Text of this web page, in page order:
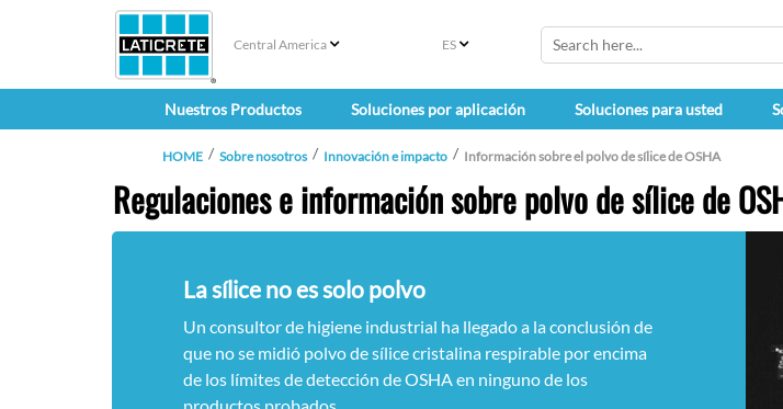
Central America ES
Nuestros Productos Soluciones por aplicación Soluciones para usted
HOME Sobre nosotros Innovación e impacto Información sobre el polvo de sílice de OSHA
Regulaciones e información sobre polvo de sílice de
La sílice no es solo polvo
Un consultor de higiene industrial ha llegado a la conclusión de
que no se midió polvo de sílice cristalina respirable por encima
de los límites de detección de OSHA en ninguno de los